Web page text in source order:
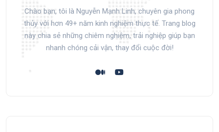
Chào bạn, tôi là Nguyễn Mạnh Linh, chuyên gia phong
thủy với hơn 49+ năm kinh nghiệm thực tế. Trang blog
này chia sẻ những chiêm nghiệm, trải nghiệp giúp bạn
nhanh chóng cải vận, thay đổi cuộc đời!